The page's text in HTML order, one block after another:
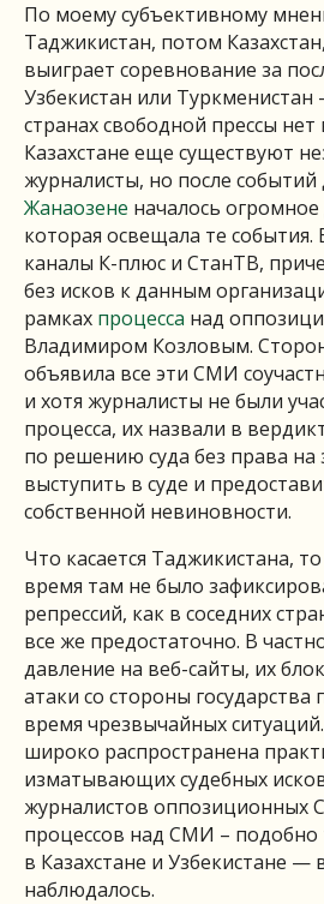
По моему субъективному
Таджикистан, потом
выиграет соревнование за
Узбекистан или Туркменистан
странах свободной прессы
Казахстане еще существуют
журналисты, но после событий
Жанаозене началось огромное
которая освещала те
каналы К-плюс и СтанТВ,
без исков к данным
рамках процесса над
Владимиром Козловым.
объявила все эти СМИ
и хотя журналисты не были
процесса, их назвали в
по решению суда без права на
выступить в суде и
собственной невиновности.
Что касается Таджикистана,
время там не было
репрессий, как в соседних
все же предостаточно. В
давление на веб-сайты, их
атаки со стороны государства
время чрезвычайных
широко распространена
изматывающих судебных
журналистов оппозиционных
процессов над СМИ –
в Казахстане и Узбекистане —
наблюдалось.